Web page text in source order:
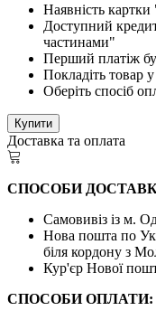
Наявність
Доступний
частинами"
Перший платіж
Покладіть товар
Оберіть спосіб
Купити
Доставка та оплата
СПОСОБИ
Самовивіз із м.
Нова пошта по
біля кордону з
Кур'єр Нової
СПОСОБИ ОПЛАТИ: